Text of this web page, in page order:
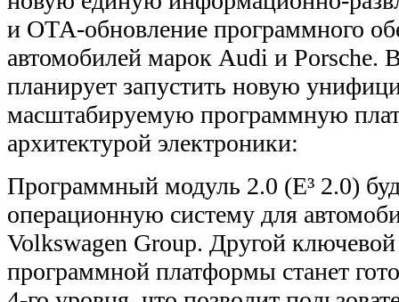
и ОТА-обновление программного
автомобилей марок Audi и Porsche.
планирует запустить новую
масштабируемую программную
архитектурой электроники:
Программный модуль 2.0 (E³ 2.0)
операционную систему для
Volkswagen Group. Другой
программной платформы станет